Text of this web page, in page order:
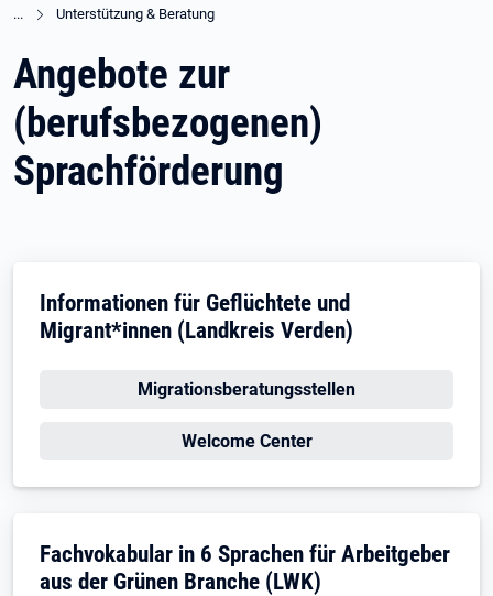
Unterstützung & Beratung
Angebote zur
(berufsbezogenen)
Sprachförderung
Informationen für Geflüchtete und
Migrant*innen (Landkreis Verden)
Öffnet in neuem Tab
Migrationsberatungsstellen
Öffnet in neuem Tab
Welcome Center
Öffnet in neuem Tab
Fachvokabular in 6 Sprachen für Arbeitgeber
aus der Grünen Branche (LWK)